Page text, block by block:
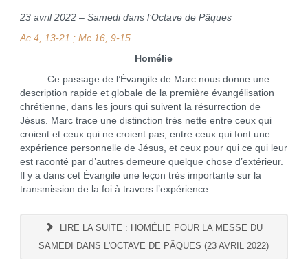
23 avril 2022 – Samedi dans l’Octave de Pâques
Ac 4, 13-21 ; Mc 16, 9-15
Homélie
Ce passage de l’Évangile de Marc nous donne une
description rapide et globale de la première évangélisation
chrétienne, dans les jours qui suivent la résurrection de
Jésus. Marc trace une distinction très nette entre ceux qui
croient et ceux qui ne croient pas, entre ceux qui font une
expérience personnelle de Jésus, et ceux pour qui ce qui leur
est raconté par d’autres demeure quelque chose d’extérieur.
Il y a dans cet Évangile une leçon très importante sur la
transmission de la foi à travers l’expérience.
LIRE LA SUITE : HOMÉLIE POUR LA MESSE DU
SAMEDI DANS L'OCTAVE DE PÂQUES (23 AVRIL 2022)